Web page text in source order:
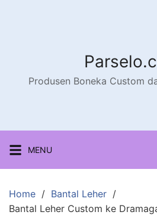
Produsen Boneka Custom
MENU
Home
Bantal Leher
Bantal Leher Custom ke